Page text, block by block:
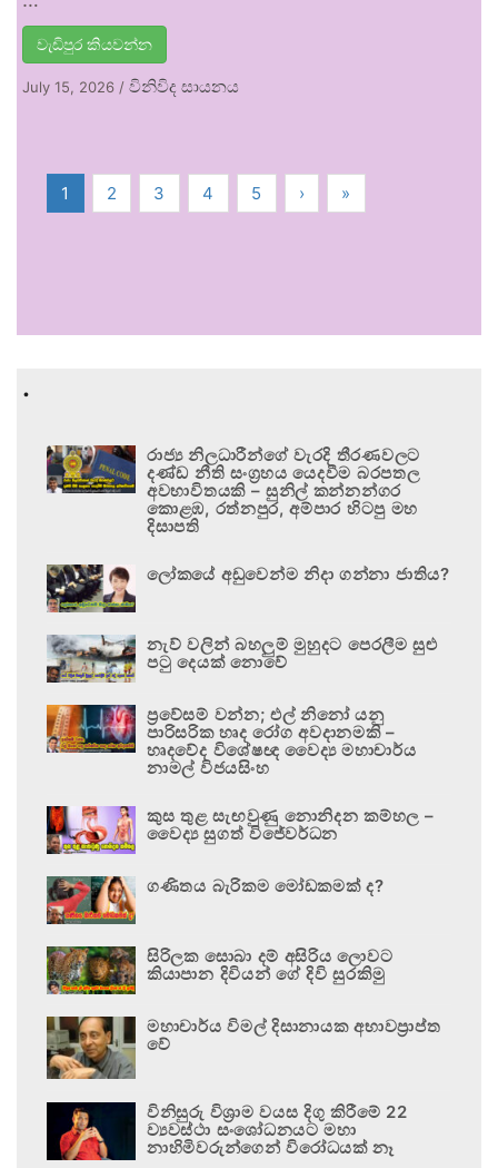
වැඩිපුර කියවන්න
July 15, 2026 / විනිවිද සායනය
1 2 3 4 5 › »
.
රාජ්‍ය නිලධාරීන්ගේ වැරදි තීරණවලට
දණ්ඩ නීති සංග්‍රහය යෙදවීම බරපතල
අවභාවිතයකි – සුනිල් කන්නන්ගර
කොළඹ, රත්නපුර, අම්පාර හිටපු මහ
දිසාපති
ලෝකයේ අඩුවෙන්ම නිදා ගන්නා ජාතිය?
නැව් වලින් බහලුම් මුහුදට පෙරලීම සුළු
පටු දෙයක් නොවේ
ප්‍රවේසම් වන්න; එල් නිනෝ යනු
පාරිසරික හෘද රෝග අවදානමකි –
හෘදවේද විශේෂඥ වෛද්‍ය මහාචාර්ය
නාමල් විජයසිංහ
කුස තුළ සැඟවුණු නොනිදන කම්හල –
වෛද්‍ය සුගත් විජේවර්ධන
ගණිතය බැරිකම මෝඩකමක් ද?
සිරිලක සොබා දම් අසිරිය ලොවට
කියාපාන දිවියන් ගේ දිවි සුරකිමු
මහාචාර්ය විමල් දිසානායක අභාවප්‍රාප්ත
වේ
විනිසුරු විශ්‍රාම වයස දිගු කිරීමේ 22
ව්‍යවස්ථා සංශෝධනයට මහා
නාහිමිවරුන්ගෙන් විරෝධයක් නෑ